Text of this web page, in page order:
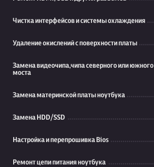
Чистка интерфейсов и системы охлаждения
Удаление окислений с поверхности платы
Замена видеочипа,чипа северного или южного
моста
Замена материнской платы ноутбука
Замена HDD/SSD
Настройка и перепрошивка Bios
Ремонт цепи питания ноутбука